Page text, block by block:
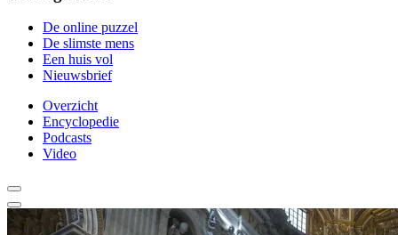
De online puzzel
De slimste mens
Een huis vol
Nieuwsbrief
Overzicht
Encyclopedie
Podcasts
Video